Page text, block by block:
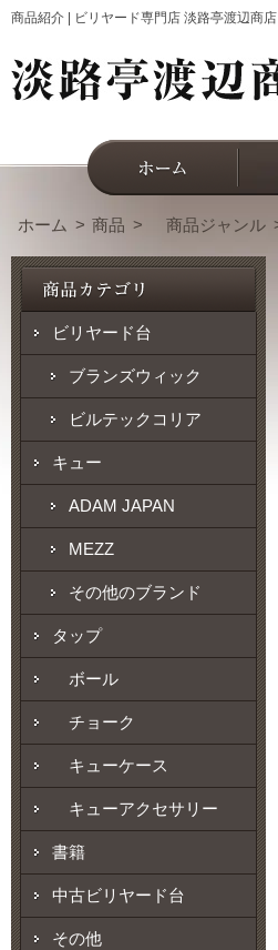
商品紹介 | ビリヤード専門店 淡路亭渡辺商店
ホーム 商品 商品ジャンル
ビリヤード台
ブランズウィック
ビルテックコリア
キュー
ADAM JAPAN
MEZZ
その他のブランド
タップ
ボール
チョーク
キューケース
キューアクセサリー
書籍
中古ビリヤード台
その他